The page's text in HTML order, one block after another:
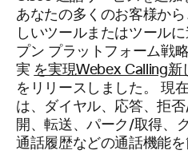
あなたの多くのお客様か
しいツールまたはツール
プン プラットフォーム戦
実 を実現Webex Calling新
をリリースしました。 現
は、ダイヤル、応答、拒
開、転送、パーク/取得、
通話履歴などの通話機能